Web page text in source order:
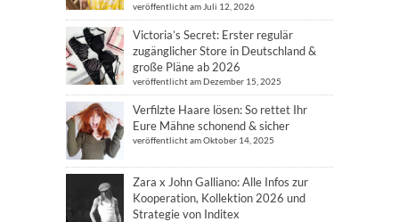
veröffentlicht am Juli 12, 2026
Victoria’s Secret: Erster regulär
zugänglicher Store in Deutschland &
große Pläne ab 2026
veröffentlicht am Dezember 15, 2025
Verfilzte Haare lösen: So rettet Ihr
Eure Mähne schonend & sicher
veröffentlicht am Oktober 14, 2025
Zara x John Galliano: Alle Infos zur
Kooperation, Kollektion 2026 und
Strategie von Inditex